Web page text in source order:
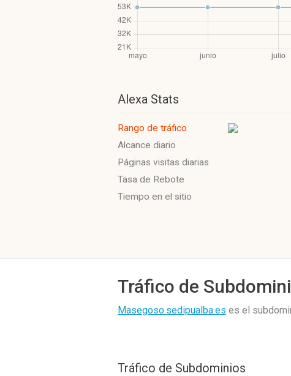
Alexa Stats
Rango de tráfico
Alcance diario
Páginas visitas diarias
Tasa de Rebote
Tiempo en el sitio
Tráfico de
Masegoso.sedipualba.es es el
Tráfico de Subdominios